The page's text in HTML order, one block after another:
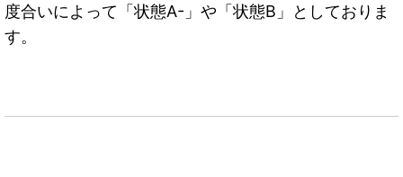
度合いによって「状態A-」や「状態B」としておりま
す。